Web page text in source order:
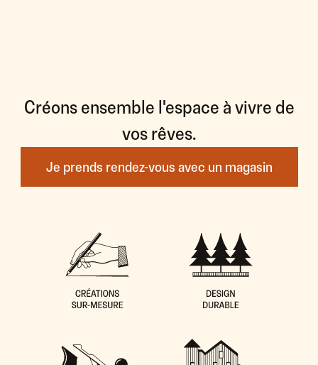
Créons ensemble l'espace à vivre de
vos rêves.
Je prends rendez-vous avec un magasin